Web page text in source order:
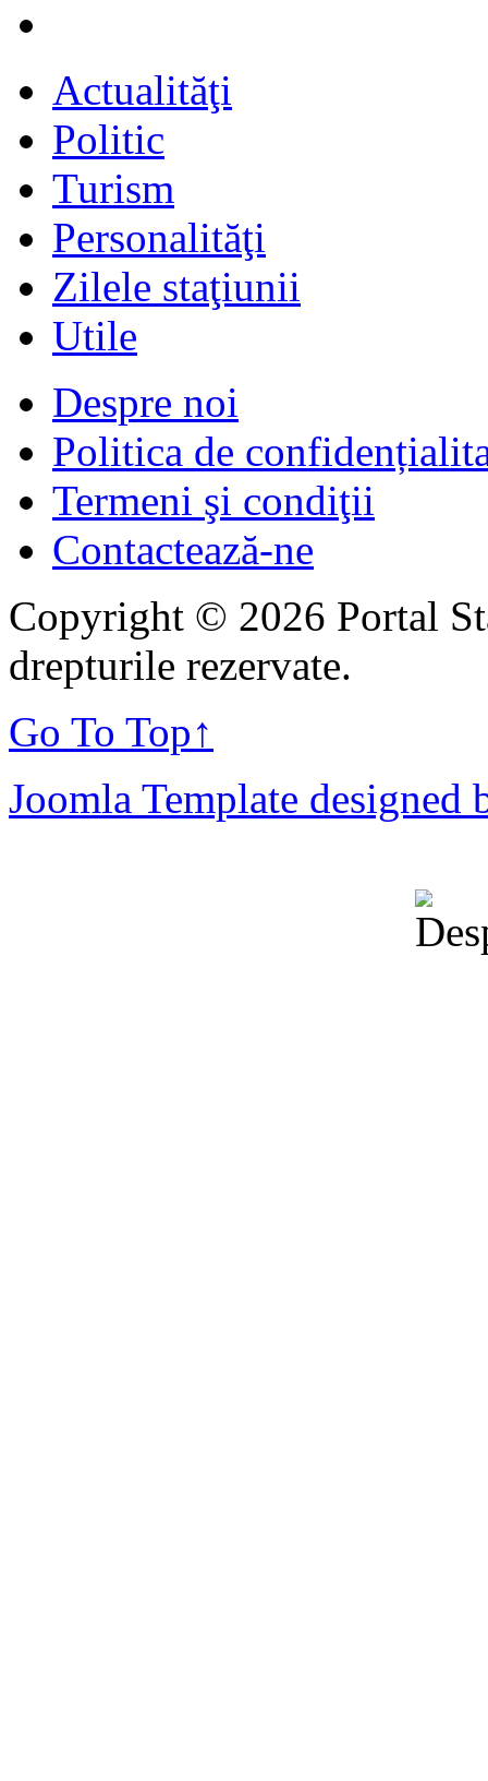
Actualităţi
Politic
Turism
Personalităţi
Zilele staţiunii
Utile
Despre noi
Politica de
Termeni şi condiţii
Contactează-ne
Copyright © 2026 Portal
drepturile rezervate.
Go To Top↑
Joomla Template designed